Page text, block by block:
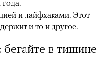
и лайфхаками. Этот
и то и другое.
в тишине